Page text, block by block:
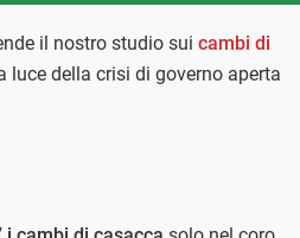
il nostro studio sui cambi di
luce della crisi di governo aperta